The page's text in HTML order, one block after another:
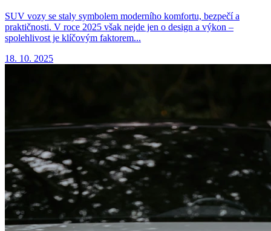
SUV vozy se staly symbolem moderního komfortu, bezpečí a
praktičnosti. V roce 2025 však nejde jen o design a výkon –
spolehlivost je klíčovým faktorem...
18. 10. 2025